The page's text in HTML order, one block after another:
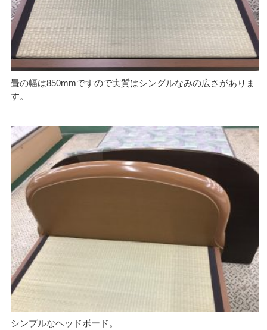
畳の幅は850mmですので実質はシングルなみの広さがありま
す。
シンプルなヘッドボード。